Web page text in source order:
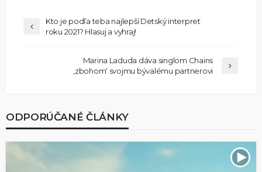
Kto je podľa teba najlepší Detský interpret
roku 2021? Hlasuj a vyhraj!
Marina Laduda dáva singlom Chains
‚zbohom‘ svojmu bývalému partnerovi
ODPORÚČANÉ ČLÁNKY